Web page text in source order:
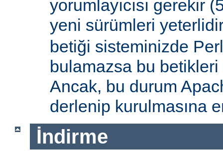
yorumlayıcısı gerekir
yeni sürümleri
betiği sisteminizde Perl
bulamazsa bu betikleri
Ancak, bu durum
derlenip kurulmasına
İndirme